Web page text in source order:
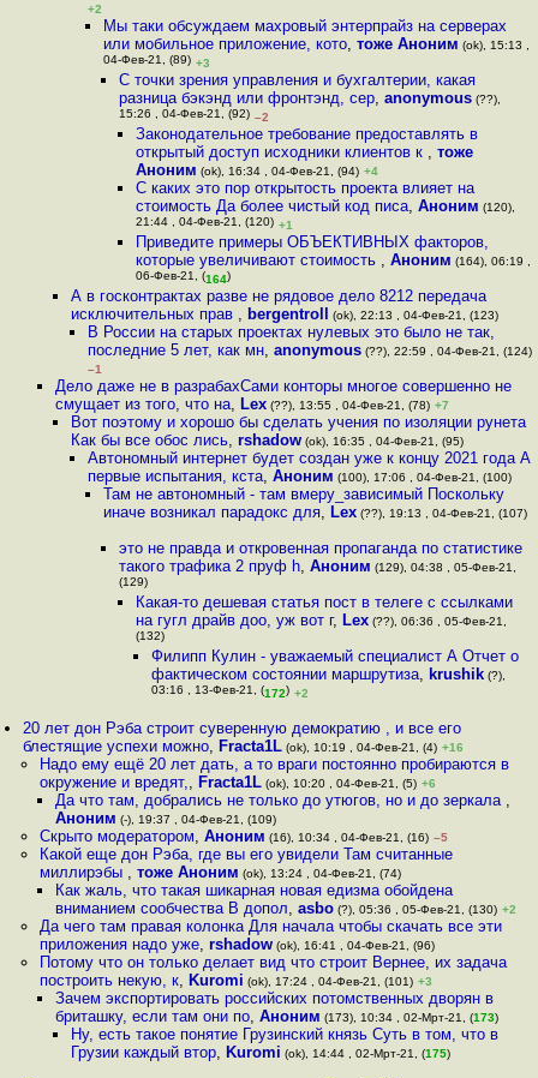
+2
Мы таки обсуждаем махровый энтерпрайз на серверах
или мобильное приложение, кото, тоже Аноним (ok), 15:13 ,
04-Фев-21, (89) +3
С точки зрения управления и бухгалтерии, какая
разница бэкэнд или фронтэнд, сер,anonymous (??),
15:26 , 04-Фев-21, (92) –2
Законодательное требование предоставлять в
открытый доступ исходники клиентов к , тоже
Аноним (ok), 16:34 , 04-Фев-21, (94) +4
С каких это пор открытость проекта влияет на
стоимость Да более чистый код писа, Аноним (120),
21:44 , 04-Фев-21, (120) +1
Приведите примеры ОБЪЕКТИВНЫХ факторов,
которые увеличивают стоимость , Аноним (164), 06:19 ,
06-Фев-21, (164)
А в госконтрактах разве не рядовое дело 8212 передача
исключительных прав , bergentroll (ok), 22:13 , 04-Фев-21, (123)
В России на старых проектах нулевых это было не так,
последние 5 лет, как мн, anonymous(??), 22:59 , 04-Фев-21, (124)
–1
Дело даже не в разрабахСами конторы многое совершенно не
смущает из того, что на, Lex(??), 13:55 , 04-Фев-21, (78) +7
Вот поэтому и хорошо бы сделать учения по изоляции рунета
Как бы все обос лись,rshadow (ok), 16:35 , 04-Фев-21, (95)
Автономный интернет будет создан уже к концу 2021 года А
первые испытания, кста, Аноним (100), 17:06 , 04-Фев-21, (100)
Там не автономный - там вмеру_зависимый Поскольку
иначе возникал парадокс для, Lex(??), 19:13 , 04-Фев-21, (107)
это не правда и откровенная пропаганда по статистике
такого трафика 2 пруф h,Аноним (129), 04:38 , 05-Фев-21,
(129)
Какая-то дешевая статья пост в телеге с ссылками
на гугл драйв доо, уж вот г, Lex(??), 06:36 , 05-Фев-21,
(132)
Филипп Кулин - уважаемый специалист А Отчет о
фактическом состоянии маршрутиза, krushik(?),
03:16 , 13-Фев-21, (172) +2
20 лет дон Рэба строит суверенную демократию , и все его
блестящие успехи можно, Fracta1L (ok), 10:19 , 04-Фев-21, (4) +16
Надо ему ещё 20 лет дать, а то враги постоянно пробираются в
окружение и вредят,, Fracta1L(ok), 10:20 , 04-Фев-21, (5) +6
Да что там, добрались не только до утюгов, но и до зеркала ,
Аноним (-), 19:37 , 04-Фев-21, (109)
Скрыто модератором, Аноним (16), 10:34 , 04-Фев-21, (16) –5
Какой еще дон Рэба, где вы его увидели Там считанные
миллирэбы , тоже Аноним (ok), 13:24 , 04-Фев-21, (74)
Как жаль, что такая шикарная новая едизма обойдена
вниманием сообчества В допол, asbo(?), 05:36 , 05-Фев-21, (130) +2
Да чего там правая колонка Для начала чтобы скачать все эти
приложения надо уже, rshadow(ok), 16:41 , 04-Фев-21, (96)
Потому что он только делает вид что строит Вернее, их задача
построить некую, к, Kuromi (ok), 17:24 , 04-Фев-21, (101) +3
Зачем экспортировать российских потомственных дворян в
бриташку, если там они по, Аноним (173), 10:34 , 02-Мрт-21, (173)
Ну, есть такое понятие Грузинский князь Суть в том, что в
Грузии каждый втор, Kuromi (ok), 14:44 , 02-Мрт-21, (175)